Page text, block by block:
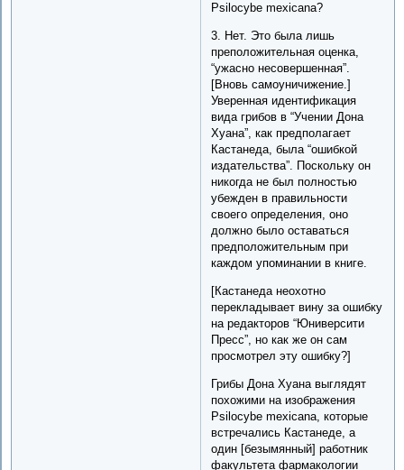
Psilocybe mexicana?
3. Нет. Это была лишь
преположительная оценка,
“ужасно несовершенная”.
[Вновь самоуничижение.]
Уверенная идентификация
вида грибов в “Учении Дона
Хуана”, как предполагает
Кастанеда, была “ошибкой
издательства”. Поскольку он
никогда не был полностью
убежден в правильности
своего определения, оно
должно было оставаться
предположительным при
каждом упоминании в книге.
[Кастанеда неохотно
перекладывает вину за ошибку
на редакторов “Юниверсити
Пресс”, но как же он сам
просмотрел эту ошибку?]
Грибы Дона Хуана выглядят
похожими на изображения
Psilocybe mexicana, которые
встречались Кастанеде, а
один [безымянный] работник
факультета фармакологии